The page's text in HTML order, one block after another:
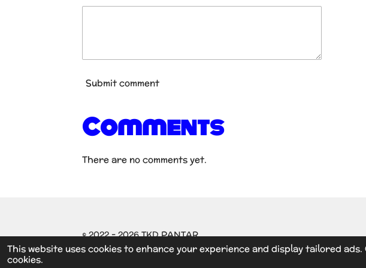
This website uses cookies to enhance your experience and display tailored
cookies.
Submit comment
Comments
There are no comments yet.
© 2022 - 2026 TKD PANTAR